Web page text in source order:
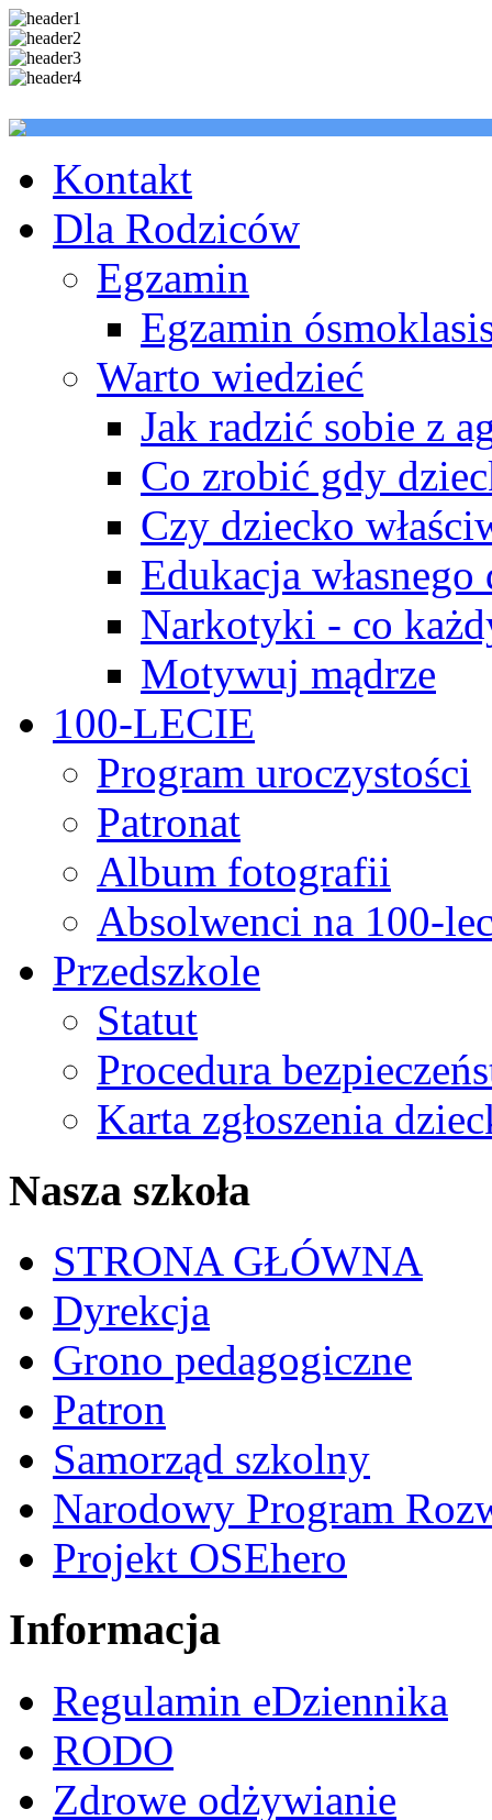
Kontakt
Dla Rodziców
Egzamin
Egzamin
Warto wiedzieć
Jak radzić sobie z
Co zrobić gdy
Czy dziecko
Edukacja własnego
Narkotyki - co
Motywuj mądrze
100-LECIE
Program uroczystości
Patronat
Album fotografii
Absolwenci na 100-
Przedszkole
Statut
Procedura
Karta zgłoszenia
Nasza szkoła
STRONA GŁÓWNA
Dyrekcja
Grono pedagogiczne
Patron
Samorząd szkolny
Narodowy Program
Projekt OSEhero
Informacja
Regulamin eDziennika
RODO
Zdrowe odżywianie